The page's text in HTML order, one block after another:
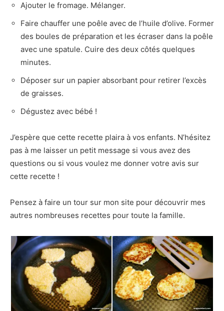
Ajouter le fromage. Mélanger.
Faire chauffer une poêle avec de l’huile d’olive. Former
des boules de préparation et les écraser dans la poêle
avec une spatule. Cuire des deux côtés quelques
minutes.
Déposer sur un papier absorbant pour retirer l’excès
de graisses.
Dégustez avec bébé !
J’espère que cette recette plaira à vos enfants. N’hésitez
pas à me laisser un petit message si vous avez des
questions ou si vous voulez me donner votre avis sur
cette recette !
Pensez à faire un tour sur mon site pour découvrir mes
autres nombreuses recettes pour toute la famille.